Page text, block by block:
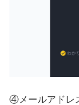
④メールアドレ